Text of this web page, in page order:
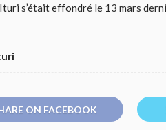
s’était effondré le 13 mars
ON FACEBOOK